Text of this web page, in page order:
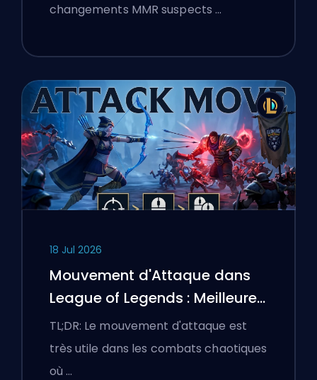
changements MMR suspects …
18 Jul 2026
Mouvement d'Attaque dans
League of Legends : Meilleures
Configurations
TL;DR: Le mouvement d'attaque est
très utile dans les combats chaotiques
où …